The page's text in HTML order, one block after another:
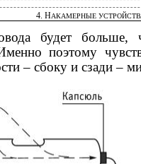
4. НАКАМЕРНЫЕ
будет больше,
поэтому
– сбоку и сзади –